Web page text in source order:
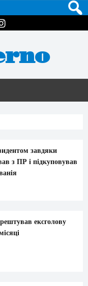
завдяки
з ПР і підкуповував
ексголову